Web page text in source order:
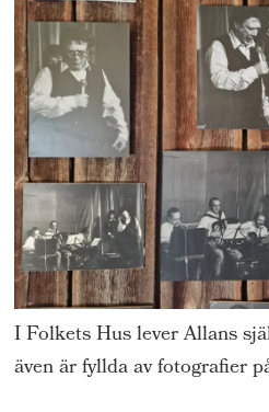
I Folkets Hus lever Allans
även är fyllda av fotografier